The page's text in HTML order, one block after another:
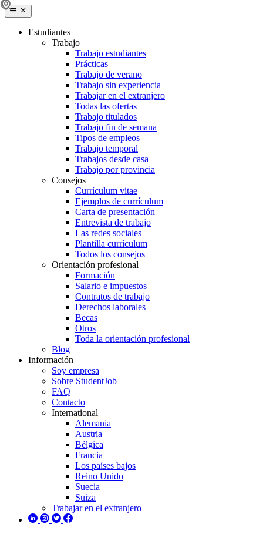
Estudiantes
Trabajo
Trabajo estudiantes
Prácticas
Trabajo de verano
Trabajo sin experiencia
Trabajar en el extranjero
Todas las ofertas
Trabajo titulados
Trabajo fin de semana
Tipos de empleos
Trabajo temporal
Trabajos desde casa
Trabajo por provincia
Consejos
Currículum vitae
Ejemplos de currículum
Carta de presentación
Entrevista de trabajo
Las redes sociales
Plantilla currículum
Todos los consejos
Orientación profesional
Formación
Salario e impuestos
Contratos de trabajo
Derechos laborales
Becas
Otros
Toda la orientación profesional
Blog
Información
Soy empresa
Sobre StudentJob
FAQ
Contacto
International
Alemania
Austria
Bélgica
Francia
Los países bajos
Reino Unido
Suecia
Suiza
Trabajar en el extranjero